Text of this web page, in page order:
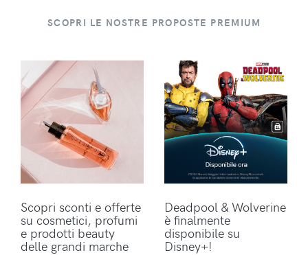
SCOPRI LE NOSTRE PROPOSTE PREMIUM
Scopri sconti e offerte
su cosmetici, profumi
e prodotti beauty
delle grandi marche
Deadpool & Wolverine
è finalmente
disponibile su
Disney+!